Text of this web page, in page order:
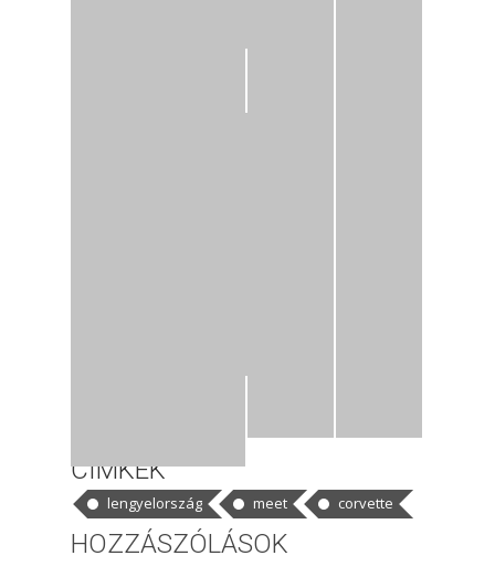
CÍMKÉK
lengyelország meet corvette
HOZZÁSZÓLÁSOK